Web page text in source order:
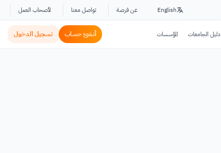
English عن فرصة تواصل معنا لأصحاب العمل
دليل الجامعات المؤسسات أنشئ حساب تسجيل الدخول